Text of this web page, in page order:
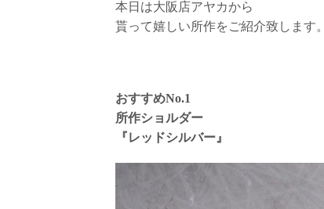
本日は大阪店アヤカから
貰って嬉しい所作をご紹介致します。
おすすめNo.1
所作ショルダー
『レッドシルバー』